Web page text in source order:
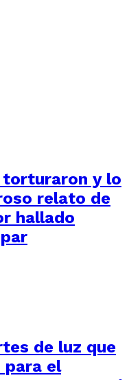
torturaron y lo
relato de
hallado
de luz que
para el